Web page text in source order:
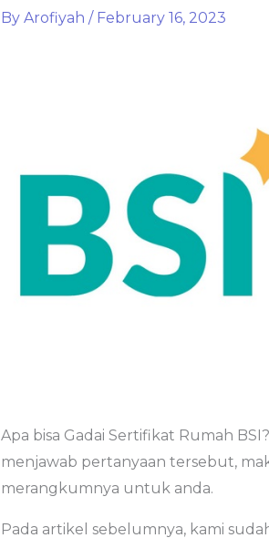
By Arofiyah / February 16, 2023
Apa bisa Gadai Sertifikat Rumah
menjawab pertanyaan tersebut,
merangkumnya untuk anda.
Pada artikel sebelumnya, kami